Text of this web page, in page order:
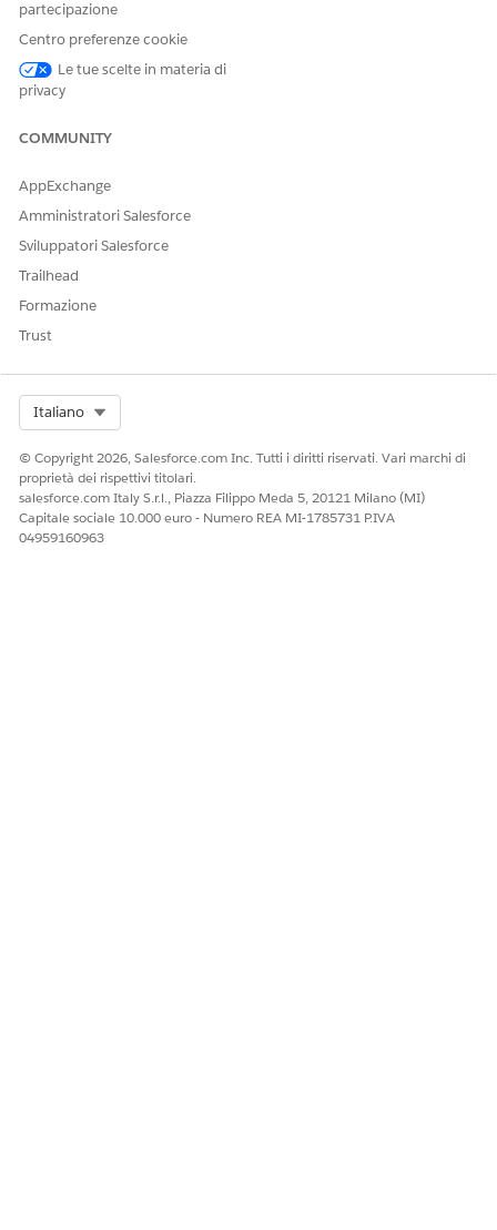
VedereAbilitazione delle informazioni
in tempo reale.
Periniziare a integrareSalesforce con i sistemi bancari esterni,
utilizzare le app di integrazione MuleSoft.
account finanziari in tempo reale
Guida di Salesforce: Impostazione di MuleSoft per
partecipazione
Centro preferenze cookie
Le tue scelte in materia di
privacy
COMMUNITY
AppExchange
Amministratori Salesforce
Sviluppatori Salesforce
Trailhead
Formazione
Trust
Italiano
© Copyright 2026, Salesforce.com Inc. Tutti i diritti riservati. Vari marchi di
proprietà dei rispettivi titolari.
salesforce.com Italy S.r.l., Piazza Filippo Meda 5, 20121 Milano (MI)
Capitale sociale 10.000 euro - Numero REA MI-1785731 P.IVA
04959160963